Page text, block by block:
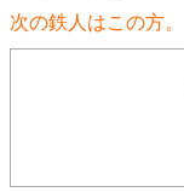
次の鉄人はこの方。